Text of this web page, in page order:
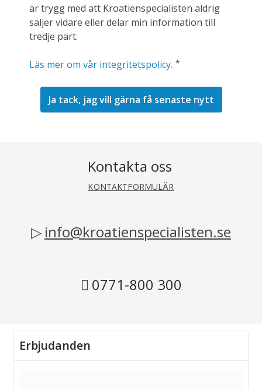
är trygg med att Kroatienspecialisten aldrig
säljer vidare eller delar min information till
tredje part.
Läs mer om vår integritetspolicy. *
Kontakta oss
KONTAKTFORMULÄR
info@kroatienspecialisten.se
0771-800 300
Erbjudanden